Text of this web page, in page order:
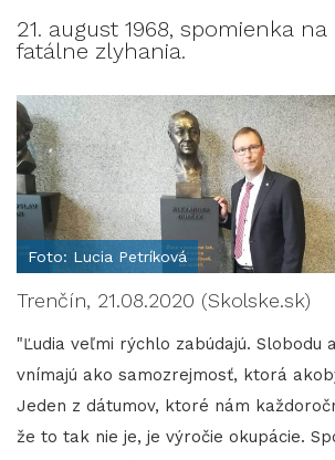
21. august 1968, spomienka
fatálne zlyhania.
Foto: Lucia Petríková
Trenčín, 21.08.2020 (Skolske.sk)
"Ľudia veľmi rýchlo zabúdajú. Slobodu
vnímajú ako samozrejmosť, ktorá
Jeden z dátumov, ktoré nám
že to tak nie je, je výročie okupácie.